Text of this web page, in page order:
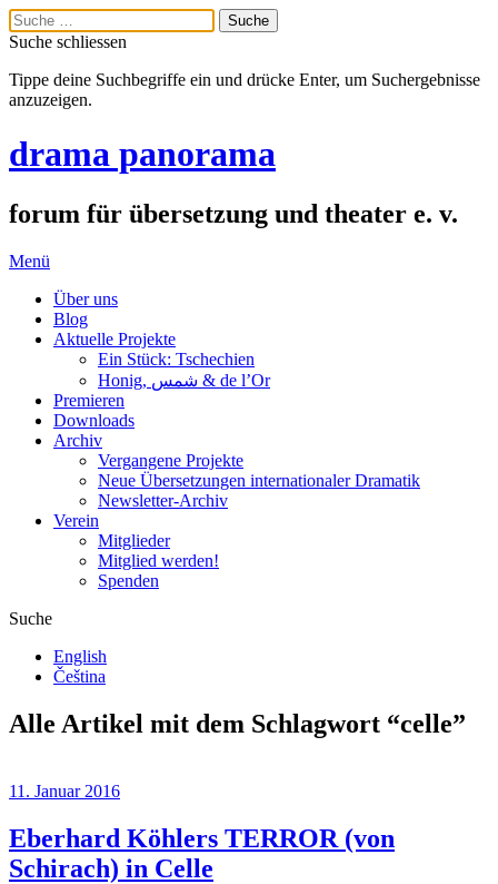
Suche schliessen
Tippe deine Suchbegriffe ein und drücke Enter, um Suchergebnisse
anzuzeigen.
drama panorama
forum für übersetzung und theater e. v.
Menü
Über uns
Blog
Aktuelle Projekte
Ein Stück: Tschechien
Honig, شمس & de l’Or
Premieren
Downloads
Archiv
Vergangene Projekte
Neue Übersetzungen internationaler Dramatik
Newsletter-Archiv
Verein
Mitglieder
Mitglied werden!
Spenden
Suche
English
Čeština
Alle Artikel mit dem Schlagwort “celle”
11. Januar 2016
Eberhard Köhlers TERROR (von
Schirach) in Celle